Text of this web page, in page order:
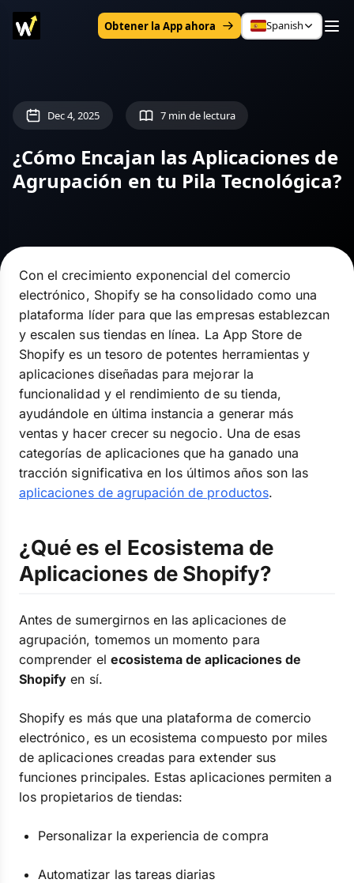
Obtener la App ahora Spanish
Dec 4, 2025 7 min de lectura
¿Cómo Encajan las Aplicaciones de
Agrupación en tu Pila Tecnológica?
Con el crecimiento exponencial del comercio
electrónico, Shopify se ha consolidado como una
plataforma líder para que las empresas establezcan
y escalen sus tiendas en línea. La App Store de
Shopify es un tesoro de potentes herramientas y
aplicaciones diseñadas para mejorar la
funcionalidad y el rendimiento de su tienda,
ayudándole en última instancia a generar más
ventas y hacer crecer su negocio. Una de esas
categorías de aplicaciones que ha ganado una
tracción significativa en los últimos años son las
aplicaciones de agrupación de productos.
¿Qué es el Ecosistema de
Aplicaciones de Shopify?
Antes de sumergirnos en las aplicaciones de
agrupación, tomemos un momento para
comprender el ecosistema de aplicaciones de
Shopify en sí.
Shopify es más que una plataforma de comercio
electrónico, es un ecosistema compuesto por miles
de aplicaciones creadas para extender sus
funciones principales. Estas aplicaciones permiten a
los propietarios de tiendas:
Personalizar la experiencia de compra
Automatizar las tareas diarias